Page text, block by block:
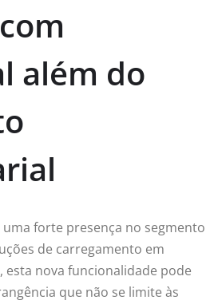
além do
uma forte presença no segmento
de carregamento em
nova funcionalidade pode
que não se limite às